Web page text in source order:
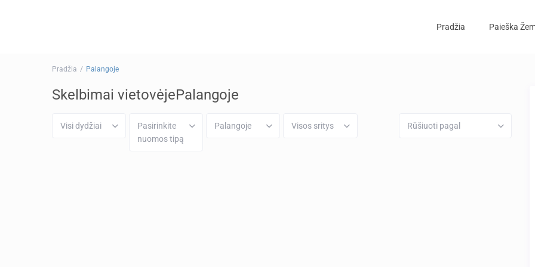
Pradžia Paieška
Pradžia Palangoje
Skelbimai vietovėjePalangoje
Visi dydžiai
Pasirinkite
nuomos tipą
Palangoje Visos sritys Rūšiuoti pagal